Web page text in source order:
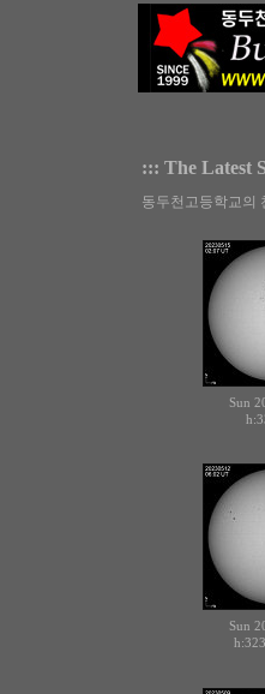
::: The Latest
동두천고등학교의
Sun
Sun